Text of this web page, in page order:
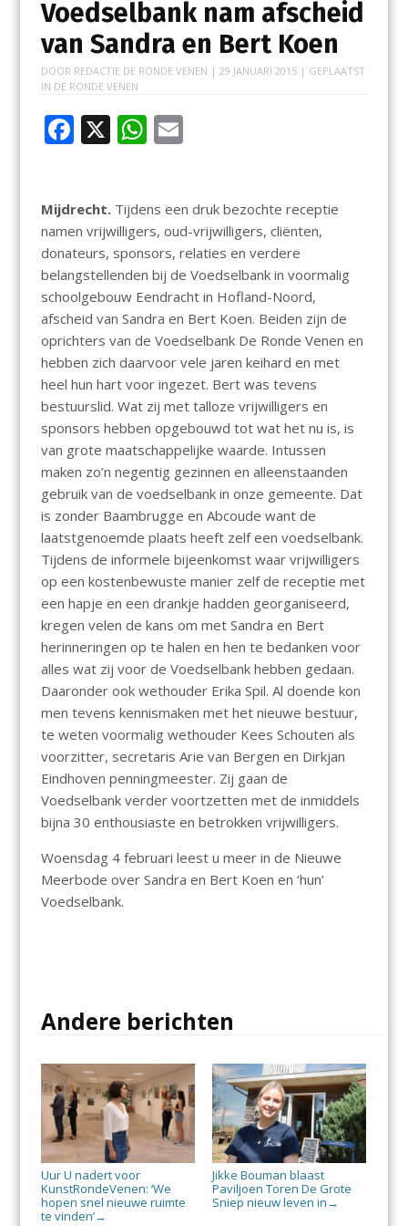
Voedselbank nam afscheid
van Sandra en Bert Koen
DOOR REDACTIE DE RONDE VENEN | 29 JANUARI 2015| GEPLAATST
IN DE RONDE VENEN
F
b
o
o
k
X W
s
A
p
p
E
l
Mijdrecht.Tijdens een druk bezochte receptie
namen vrijwilligers, oud-vrijwilligers, cliënten,
donateurs, sponsors, relaties en verdere
belangstellenden bij de Voedselbank in voormalig
schoolgebouw Eendracht in Hofland-Noord,
afscheid van Sandra en Bert Koen. Beiden zijn de
oprichters van de Voedselbank De Ronde Venen en
hebben zich daarvoor vele jaren keihard en met
heel hun hart voor ingezet. Bert was tevens
bestuurslid. Wat zij met talloze vrijwilligers en
sponsors hebben opgebouwd tot wat het nu is, is
van grote maatschappelijke waarde. Intussen
maken zo’n negentig gezinnen en alleenstaanden
gebruik van de voedselbank in onze gemeente. Dat
is zonder Baambrugge en Abcoude want de
laatstgenoemde plaats heeft zelf een voedselbank.
Tijdens de informele bijeenkomst waar vrijwilligers
op een kostenbewuste manier zelf de receptie met
een hapje en een drankje hadden georganiseerd,
kregen velen de kans om met Sandra en Bert
herinneringen op te halen en hen te bedanken voor
alles wat zij voor de Voedselbank hebben gedaan.
Daaronder ook wethouder Erika Spil. Al doende kon
men tevens kennismaken met het nieuwe bestuur,
te weten voormalig wethouder Kees Schouten als
voorzitter, secretaris Arie van Bergen en Dirkjan
Eindhoven penningmeester. Zij gaan de
Voedselbank verder voortzetten met de inmiddels
bijna 30 enthousiaste en betrokken vrijwilligers.
Woensdag 4 februari leest u meer in de Nieuwe
Meerbode over Sandra en Bert Koen en ‘hun’
Voedselbank.
Andere berichten
Uur U nadert voor
KunstRondeVenen: ‘We
hopen snel nieuwe ruimte
te vinden’→
Jikke Bouman blaast
Paviljoen Toren De Grote
Sniep nieuw leven in →